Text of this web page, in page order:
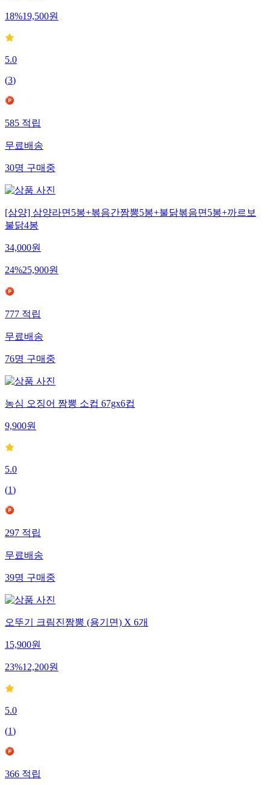
18%19,500원
5.0
(3)
585적립
무료배송
30명구매중
[삼양] 삼양라면5봉+볶음간짬뽕5봉+불닭볶음면5봉+까르보
불닭4봉
34,000원
24%25,900원
777적립
무료배송
76명구매중
농심 오징어 짬뽕 소컵 67gx6컵
9,900원
5.0
(1)
297적립
무료배송
39명구매중
오뚜기 크림진짬뽕 (용기면) X 6개
15,900원
23%12,200원
5.0
(1)
366적립